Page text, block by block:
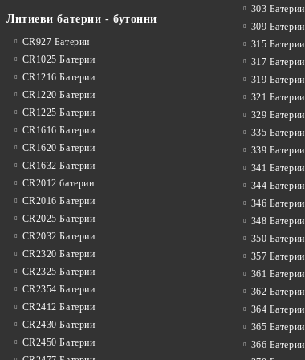
Литиеви батерии - бутонни
CR927 Батерии
CR1025 Батерии
CR1216 Батерии
CR1220 Батерии
CR1225 Батерии
CR1616 Батерии
CR1620 Батерии
CR1632 Батерии
CR2012 батерии
CR2016 Батерии
CR2025 Батерии
CR2032 Батерии
CR2320 Батерии
CR2325 Батерии
CR2354 Батерии
CR2412 Батерии
CR2430 Батерии
CR2450 Батерии
303 Батерии
309 Батерии
315 Батерии
317 Батерии
319 Батерии
321 Батерии
329 Батерии
335 Батерии
339 Батерии
341 Батерии
344 Батерии
346 Батерии
348 Батерии
350 Батерии
357 Батерии
361 Батерии
362 Батерии
364 Батерии
365 Батерии
366 Батерии